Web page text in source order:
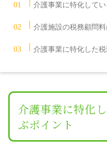
介護事業に特化して
介護施設の税務顧問
介護事業に特化した
介護事業に特化
ぶポイント